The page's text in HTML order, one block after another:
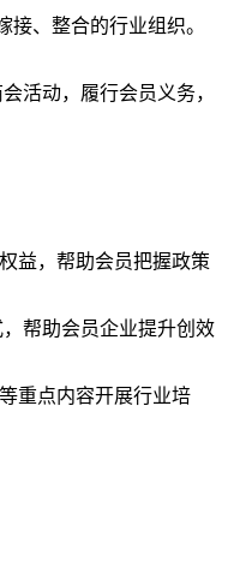
、整合的行业组织。
活动，履行会员义务，
益，帮助会员把握政策
帮助会员企业提升创效
重点内容开展行业培